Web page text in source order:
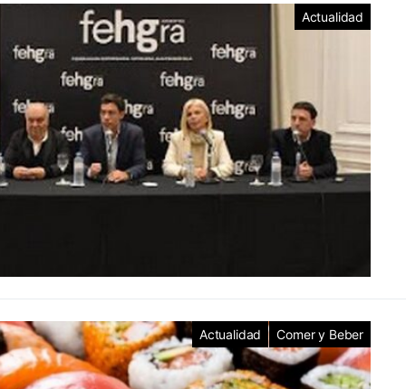
Actualidad
Actualidad Comer y Beber